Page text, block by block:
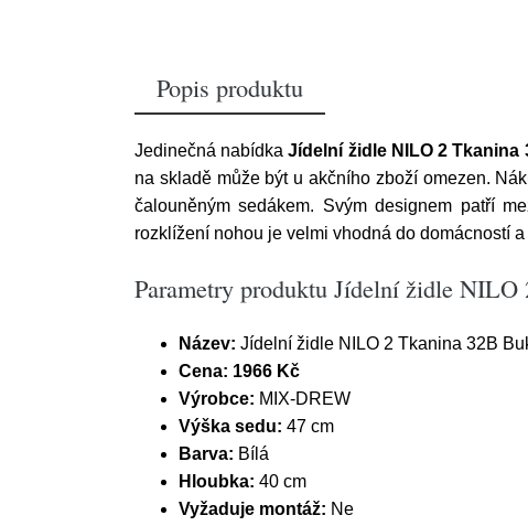
Popis produktu
Jedinečná nabídkaJídelní židle NILO 2 Tkanina
na skladě může být u akčního zboží omezen.
čalouněným sedákem. Svým designem patří
rozklížení nohou je velmi vhodná do domácností
Parametry produktu Jídelní židle
Název: Jídelní židle NILO 2 Tkanina 32B
Cena: 1966 Kč
Výrobce: MIX-DREW
Výška sedu: 47 cm
Barva: Bílá
Hloubka: 40 cm
Vyžaduje montáž: Ne